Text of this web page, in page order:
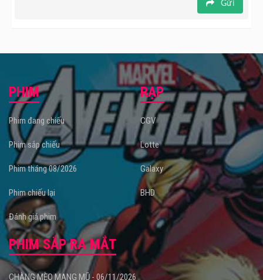
Gửi
PHIM
Phim đang chiếu
Phim sắp chiếu
Phim tháng 08/2026
Phim chiếu lại
Đánh giá phim
RẠP
CGV
Lotte
Galaxy
BHD
PHIM SẮP RA MẮT
CHÀNG MÈO MANG MŨ - 06/11/2026